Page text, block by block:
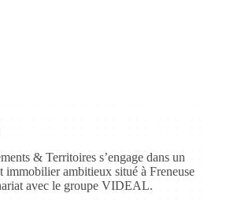
& Territoires s’engage dans un
immobilier ambitieux situé à Freneuse
avec le groupe VIDEAL.